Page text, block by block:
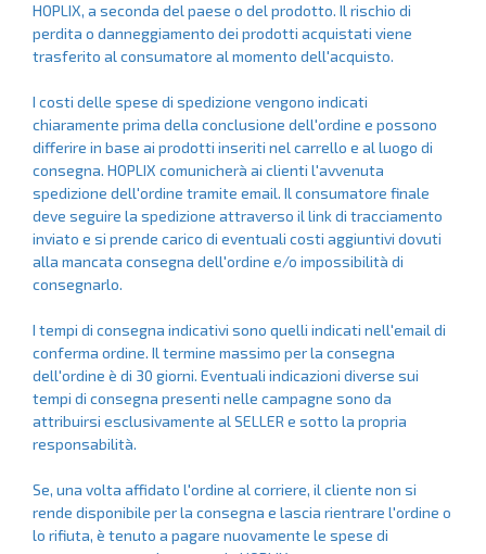
HOPLIX, a seconda del paese o del prodotto. Il rischio di
perdita o danneggiamento dei prodotti acquistati viene
trasferito al consumatore al momento dell'acquisto.
I costi delle spese di spedizione vengono indicati
chiaramente prima della conclusione dell'ordine e possono
differire in base ai prodotti inseriti nel carrello e al luogo di
consegna. HOPLIX comunicherà ai clienti l'avvenuta
spedizione dell'ordine tramite email. Il consumatore finale
deve seguire la spedizione attraverso il link di tracciamento
inviato e si prende carico di eventuali costi aggiuntivi dovuti
alla mancata consegna dell'ordine e/o impossibilità di
consegnarlo.
I tempi di consegna indicativi sono quelli indicati nell'email di
conferma ordine. Il termine massimo per la consegna
dell'ordine è di 30 giorni. Eventuali indicazioni diverse sui
tempi di consegna presenti nelle campagne sono da
attribuirsi esclusivamente al SELLER e sotto la propria
responsabilità.
Se, una volta affidato l'ordine al corriere, il cliente non si
rende disponibile per la consegna e lascia rientrare l'ordine o
lo rifiuta, è tenuto a pagare nuovamente le spese di